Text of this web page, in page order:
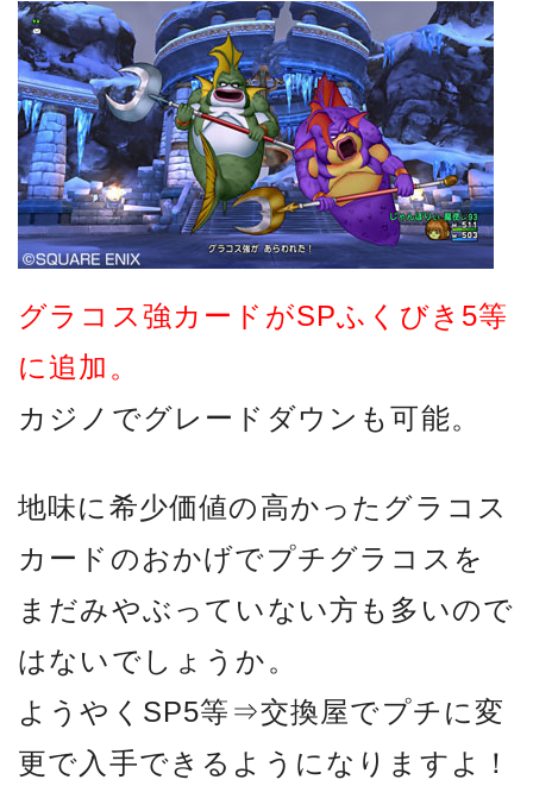
グラコス強カードがSPふくびき5等
に追加。
カジノでグレードダウンも可能。
地味に希少価値の高かったグラコス
カードのおかげでプチグラコスを
まだみやぶっていない方も多いので
はないでしょうか。
ようやくSP5等⇒交換屋でプチに変
更で入手できるようになりますよ！